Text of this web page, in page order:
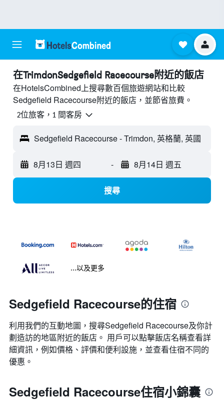
​在TrimdonSedgefield Racecourse附近​的飯店
在HotelsCombined上搜尋數百個旅遊網站和比較
Sedgefield Racecourse附近的飯店，並節省旅費。
2位旅客，1 間客房
Sedgefield Racecourse - Trimdon, 英格蘭, 英國
8月13日 週四 - 8月14日 週五
搜尋
...以及更多
Sedgefield Racecourse的住宿
利用我們的互動地圖，搜尋Sedgefield Racecourse​及你計
劃造訪的地區附近的飯店。 用戶可以點擊飯店名稱查看詳
細資訊，例如價格、評價和便利設施，並查看住宿不同的
優惠。
Sedgefield Racecourse住宿小錦囊